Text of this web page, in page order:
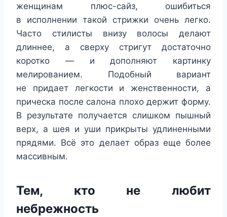
женщинам плюс-сайз, ошибиться
в исполнении такой стрижки очень легко.
Часто стилисты внизу волосы делают
длиннее, а сверху стригут достаточно
коротко — и дополняют картинку
мелированием. Подобный вариант
не придает легкости и женственности, а
прическа после салона плохо держит форму.
В результате получается слишком пышный
верх, а шея и уши прикрыты удлиненными
прядями. Всё это делает образ еще более
массивным.
Тем, кто не любит
небрежность